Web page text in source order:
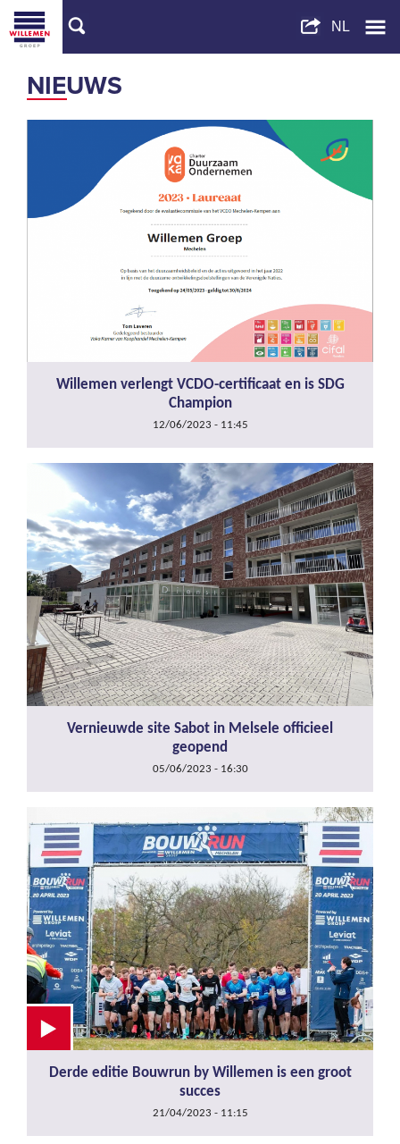
NIEUWS
Willemen verlengt VCDO-certificaat en is SDG
Champion
12/06/2023 - 11:45
Vernieuwde site Sabot in Melsele officieel
geopend
05/06/2023 - 16:30
Derde editie Bouwrun by Willemen is een groot
succes
21/04/2023 - 11:15